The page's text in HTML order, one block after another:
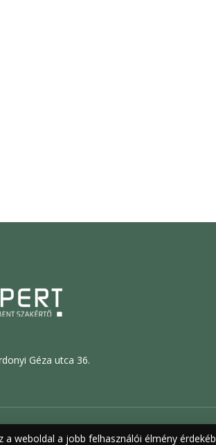
Géza utca 36.
Általános szerződési
a weboldal a jobb felhasználói élmény